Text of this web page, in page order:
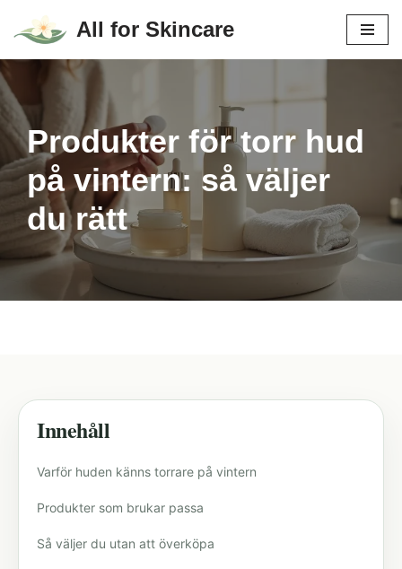
Hoppa
innehåll
All for Skincare
Produkter för torr hud
på vintern: så väljer
du rätt
Innehåll
Varför huden känns torrare på vintern
Produkter som brukar passa
Så väljer du utan att överköpa